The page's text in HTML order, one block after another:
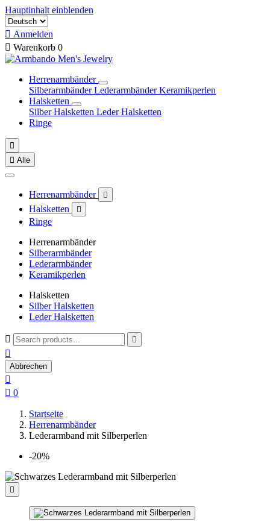
Hauptinhalt einblenden
 Anmelden
 Warenkorb 0
Herrenarmbänder
SilberarmbänderLederarmbänderKeramikperlen
Halsketten
Silber Halsketten Leder Halsketten
Ringe

 Alle
Herrenarmbänder 
Halsketten 
Ringe
Herrenarmbänder
Silberarmbänder
Lederarmbänder
Keramikperlen
Halsketten
Silber Halsketten
Leder Halsketten
 

Abbrechen

 0
Startseite
Herrenarmbänder
Lederarmband mit Silberperlen
-20%
